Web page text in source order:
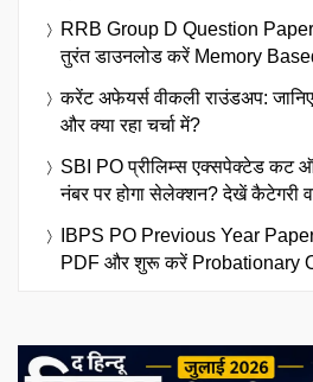
RRB Group D Question
तुरंत डाउनलोड करें Memory
करेंट अफेयर्स वीकली राउंडअप:
और क्या रहा चर्चा में?
SBI PO प्रीलिम्स एक्सपेक्टेड कट
नंबर पर होगा सेलेक्शन? देखें कैटेगरी
IBPS PO Previous Year
PDF और शुरू करें Probationary